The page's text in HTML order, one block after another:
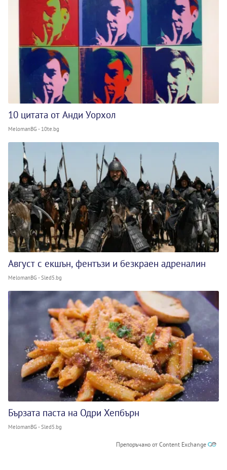
10 цитата от Анди Уорхол
MelomanBG - 10te.bg
Август с екшън, фентъзи и безкраен адреналин
MelomanBG - Sled5.bg
Бързата паста на Одри Хепбърн
MelomanBG - Sled5.bg
Препоръчано от Content Exchange